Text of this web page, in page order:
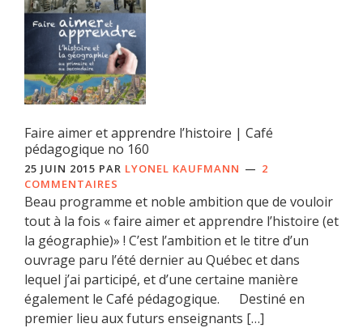
Faire aimer et apprendre l’histoire | Café
pédagogique no 160
25 JUIN 2015 PAR LYONEL KAUFMANN
2
COMMENTAIRES
Beau programme et noble ambition que de vouloir
tout à la fois « faire aimer et apprendre l’histoire (et
la géographie)» ! C’est l’ambition et le titre d’un
ouvrage paru l’été dernier au Québec et dans
lequel j’ai participé, et d’une certaine manière
également le Café pédagogique. Destiné en
premier lieu aux futurs enseignants […]